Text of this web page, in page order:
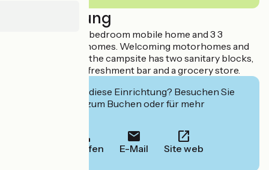
Beschreibung
Campsite with a 2 bedroom mobile home and 3 3
bedroom mobile homes. Welcoming motorhomes and
tents (15 pitches), the campsite has two sanitary blocks,
a kitchenette, a refreshment bar and a grocery store.
Interessiert Sie diese Einrichtung? Besuchen Sie
deren Website zum Buchen oder für mehr
Anrufen E-Mail Site web